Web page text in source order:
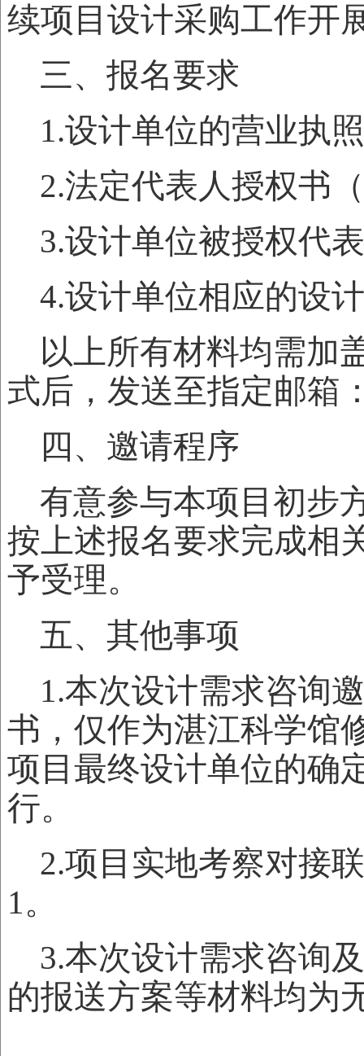
续项目设计采购工作开
三、报名要求
1.设计单位的营业执
2.法定代表人授权书
3.设计单位被授权代
4.设计单位相应的设
以上所有材料均需加
式后，发送至指定邮箱
四、邀请程序
有意参与本项目初步
按上述报名要求完成相
予受理。
五、其他事项
1.本次设计需求咨询
书，仅作为湛江科学馆
项目最终设计单位的确
行。
2.项目实地考察对接
1。
3.本次设计需求咨询
的报送方案等材料均为